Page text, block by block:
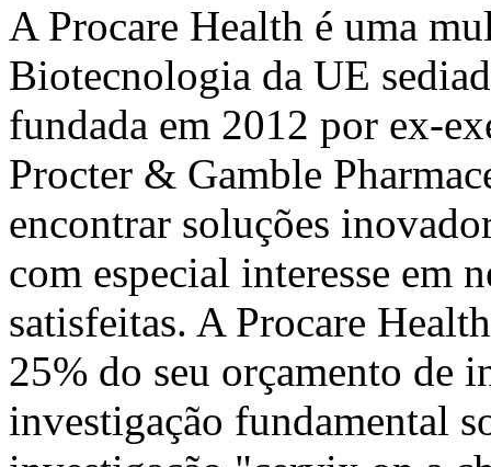
A Procare Health é uma
Biotecnologia da UE
fundada em 2012 por ex-
Procter & Gamble
encontrar soluções
com especial interesse em
satisfeitas. A Procare
25% do seu orçamento de
investigação fundamental